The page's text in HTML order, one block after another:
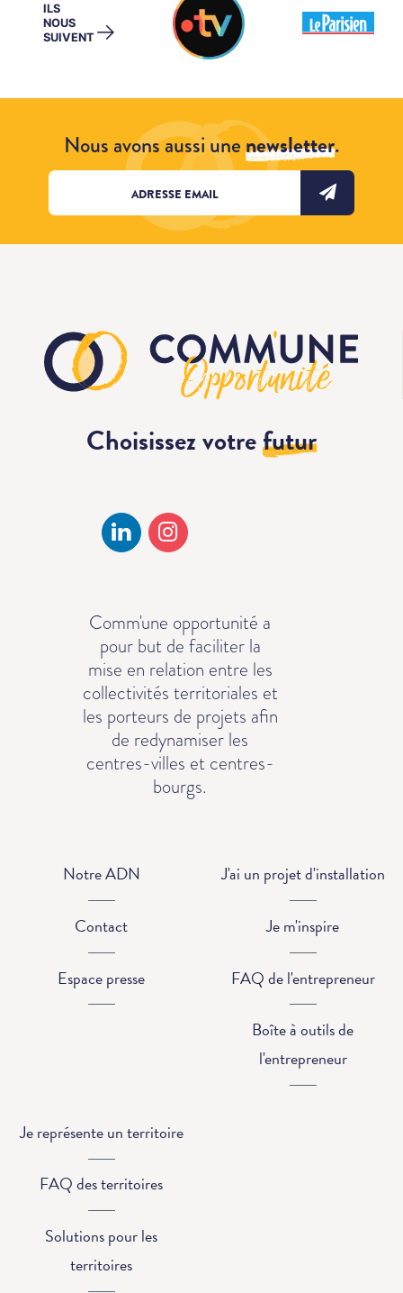
ILS
NOUS
SUIVENT →
Nous avons aussi unenewsletter.
Choisissez votrefutur
Comm'une opportunité a
pour but de faciliter la
mise en relation entre les
collectivités territoriales et
les porteurs de projets afin
de redynamiser les
centres-villes et centres-
bourgs.
Notre ADN
Contact
Espace presse
J'ai un projet d'installation
Je m'inspire
FAQ de l'entrepreneur
Boîte à outils de
l'entrepreneur
Je représente un territoire
FAQ des territoires
Solutions pour les
territoires